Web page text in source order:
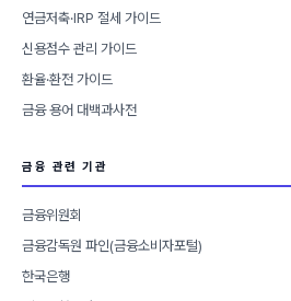
연금저축·IRP 절세 가이드
신용점수 관리 가이드
환율·환전 가이드
금융 용어 대백과사전
금융 관련 기관
금융위원회
금융감독원 파인(금융소비자포털)
한국은행